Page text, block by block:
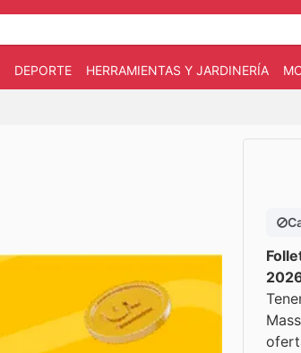
DEPORTE HERRAMIENTAS Y JARDINERÍA